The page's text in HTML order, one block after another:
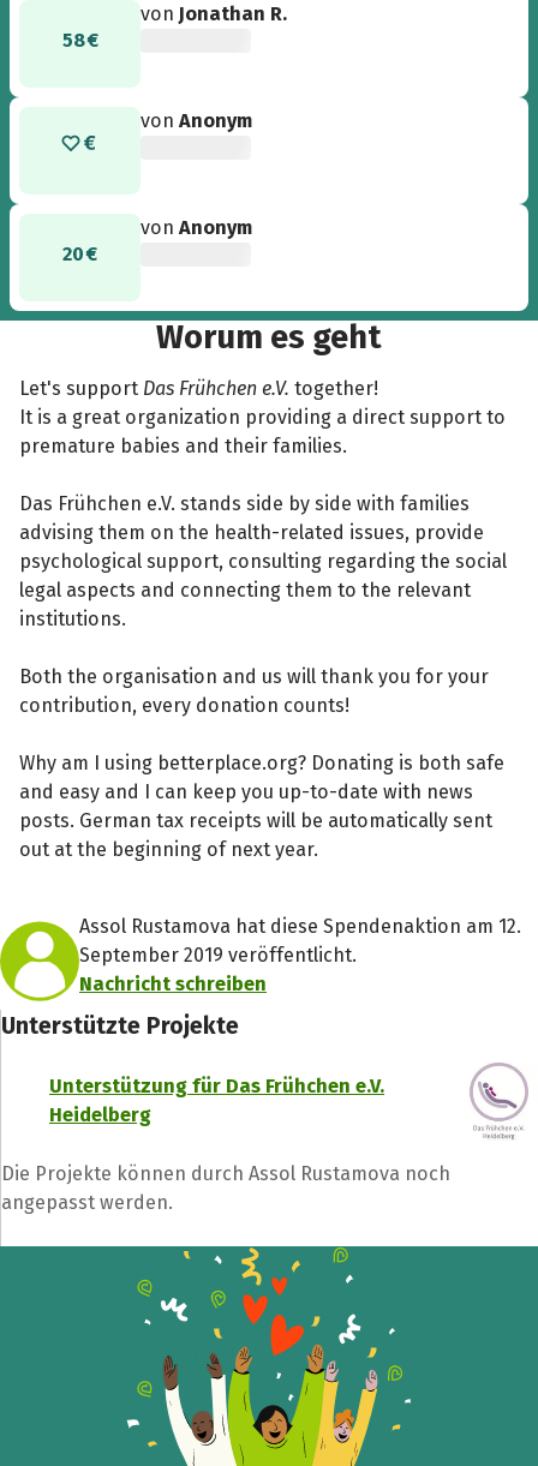
58 €
von Jonathan R.
vonAnonym
20 €
vonAnonym
Worum es geht
Let's support Das Frühchen e.V.together!
It is a great organization providing a direct support to
premature babies and their families.
Das Frühchen e.V. stands side by side with families
advising them on the health-related issues, provide
psychological support, consulting regarding the social
legal aspects and connecting them to the relevant
institutions.
Both the organisation and us will thank you for your
contribution, every donation counts!
Why am I using betterplace.org? Donating is both safe
and easy and I can keep you up-to-date with news
posts. German tax receipts will be automatically sent
out at the beginning of next year.
Assol Rustamova hat diese Spendenaktion am 12.
September 2019 veröffentlicht.
Nachricht schreiben
Unterstützte Projekte
Unterstützung für Das Frühchen e.V.
Heidelberg
Die Projekte können durch Assol Rustamova noch
angepasst werden.